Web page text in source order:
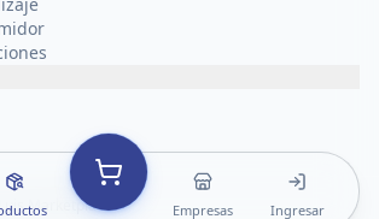
Empresas Ingresar
Marketplace